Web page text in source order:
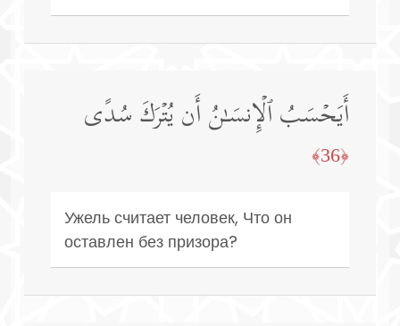
أَیَحۡسَبُ ٱلۡإِنسَـٰنُ أَن یُتۡرَكَ سُدًى
﴿36﴾
Ужель считает человек, Что он
оставлен без призора?